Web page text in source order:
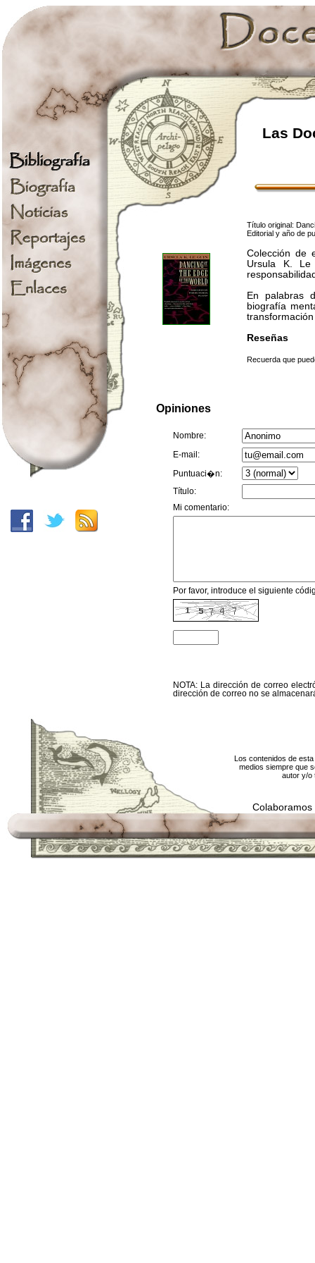
Las
Título original:
Editorial y año de
Colección de
Ursula K.
En palabras
biografía
Reseñas
Recuerda que
Opiniones
Nombre:
E-mail:
Puntuaci�n:
Título:
Mi comentario:
Por favor, introduce el siguiente
NOTA: La dirección de correo
dirección de correo no se
Los contenidos de
medios siempre que
autor y/o